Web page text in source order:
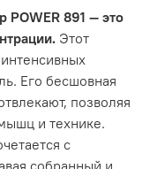
POWER 891 — это
Этот
Его бесшовная
позволяя
и технике.
с
собранный и